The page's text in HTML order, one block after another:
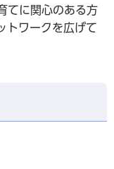
てに関心のある方
トワークを広げて